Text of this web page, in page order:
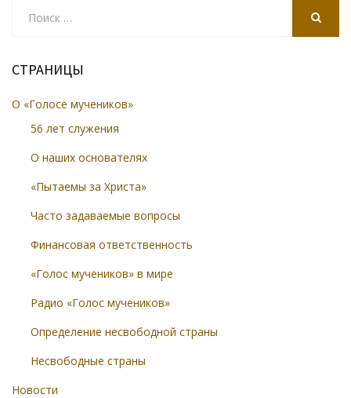
СТРАНИЦЫ
О «Голосе мучеников»
56 лет служения
О наших основателях
«Пытаемы за Христа»
Часто задаваемые вопросы
Финансовая ответственность
«Голос мучеников» в мире
Радио «Голос мучеников»
Определение несвободной страны
Несвободные страны
Новости